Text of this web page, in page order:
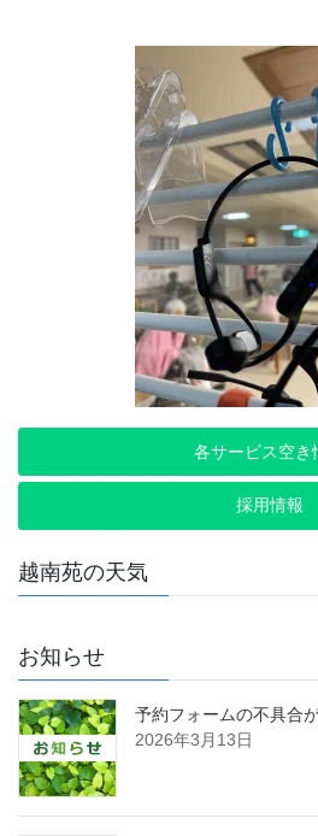
各サービス空き
採用情報
越南苑の天気
お知らせ
予約フォームの不具合
2026年3月13日